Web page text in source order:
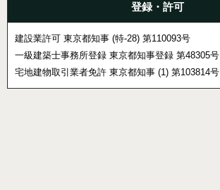
登録・許可
建設業許可 東京都知事 (特-28) 第110093号
一級建築士事務所登録 東京都知事登録 第48305号
宅地建物取引業者免許 東京都知事 (1) 第103814号